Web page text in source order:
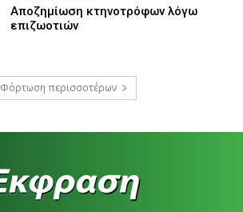
Αποζημίωση κτηνοτρόφων λόγω
επιζωοτιών
Φόρτωση περισσοτέρων